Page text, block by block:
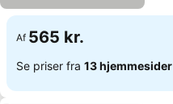
Af 565 kr.
Se priser fra 13 hjemmesider